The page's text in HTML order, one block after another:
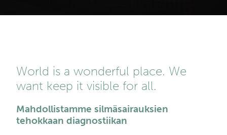
World is a wonderful place. We
want keep it visible for all.
Mahdollistamme silmäsairauksien
tehokkaan diagnostiikan